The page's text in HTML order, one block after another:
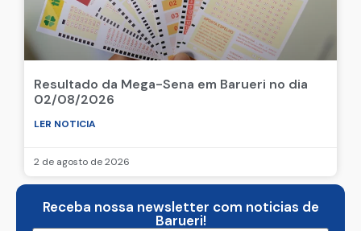
Resultado da Mega-Sena em Barueri no dia
02/08/2026
LER NOTICIA
2 de agosto de 2026
Receba nossa newsletter com noticias de
Barueri!